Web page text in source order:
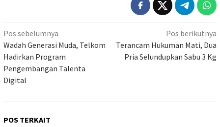
Navigasi
pos
Pos sebelumnya
Wadah Generasi Muda, Telkom
Hadirkan Program
Pengembangan Talenta
Digital
Pos berikutnya
Terancam Hukuman Mati, Dua
Pria Selundupkan Sabu 3 Kg
POS TERKAIT